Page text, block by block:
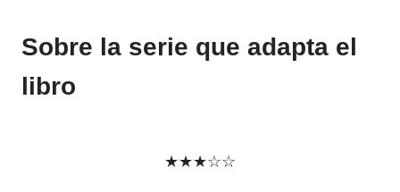
Sobre la serie que adapta el
libro
★★★☆☆